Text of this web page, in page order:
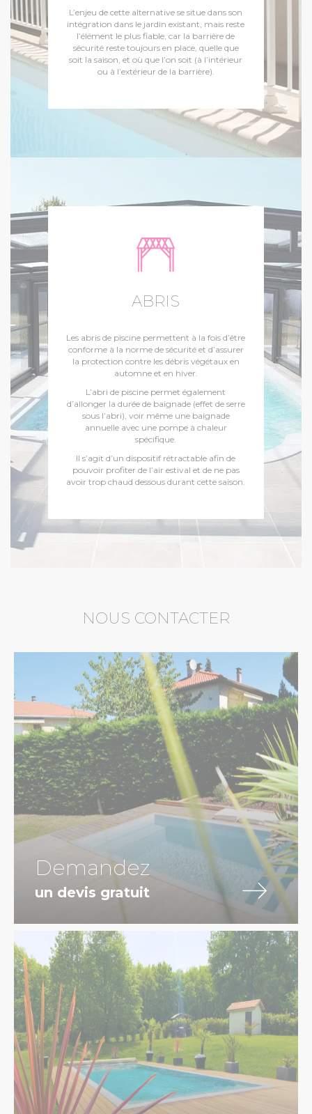
L’enjeu de cette alternative se situe dans son
intégration dans le jardin existant, mais reste
l’élément le plus fiable, car la barrière de
sécurité reste toujours en place, quelle que
soit la saison, et où que l’on soit (à l’intérieur
ou à l’extérieur de la barrière).
ABRIS
Les abris de piscine permettent à la fois d’être
conforme à la norme de sécurité et d’assurer
la protection contre les débris végétaux en
automne et en hiver.
L’abri de piscine permet également
d’allonger la durée de baignade (effet de serre
sous l’abri), voir même une baignade
annuelle avec une pompe à chaleur
spécifique.
Il s’agit d’un dispositif rétractable afin de
pouvoir profiter de l’air estival et de ne pas
avoir trop chaud dessous durant cette saison.
NOUS CONTACTER
Demandez
un devis gratuit